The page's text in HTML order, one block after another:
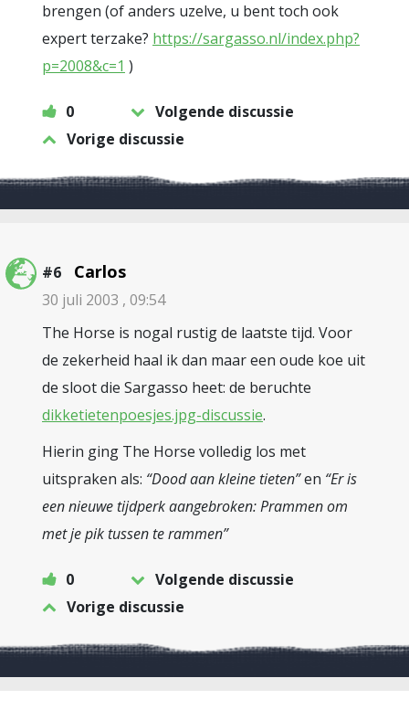
brengen (of anders uzelve, u bent toch ook
expert terzake? https://sargasso.nl/index.php?
p=2008&c=1 )
0
Volgende discussie
Vorige discussie
#6 Carlos
30 juli 2003 , 09:54
The Horse is nogal rustig de laatste tijd. Voor
de zekerheid haal ik dan maar een oude koe uit
de sloot die Sargasso heet: de beruchte
dikketietenpoesjes.jpg-discussie.
Hierin ging The Horse volledig los met
uitspraken als: “Dood aan kleine tieten”en “Er is
een nieuwe tijdperk aangebroken: Prammen om
met je pik tussen te rammen”
0
Volgende discussie
Vorige discussie